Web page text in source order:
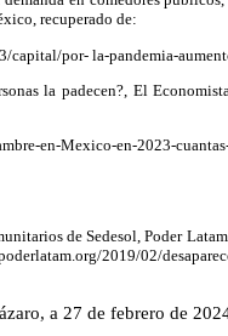
recuperado de:
por- la-pandemia-
la padecen?, El
en-Mexico-en-2023-
de Sedesol, Poder
2019/02/
a 27 de febrero de